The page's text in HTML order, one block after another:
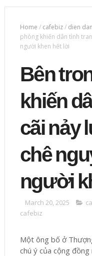
Home / cafebiz/ dien
phòng khiến dân tình
người khen hết lời
Bên
khiến
cãi nảy
chê
người
March 20, 2025
cafebiz
Một ông bố ở
chú ý của cộng